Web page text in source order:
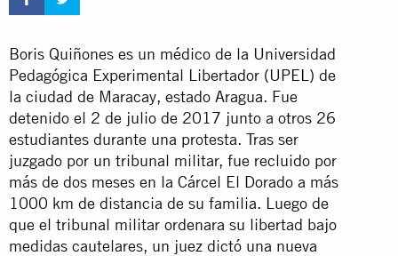
Boris Quiñones es un médico de la Universidad
Pedagógica Experimental Libertador (UPEL) de
la ciudad de Maracay, estado Aragua. Fue
detenido el 2 de julio de 2017 junto a otros 26
estudiantes durante una protesta. Tras ser
juzgado por un tribunal militar, fue recluido por
más de dos meses en la Cárcel El Dorado a más
1000 km de distancia de su familia. Luego de
que el tribunal militar ordenara su libertad bajo
medidas cautelares, un juez dictó una nueva